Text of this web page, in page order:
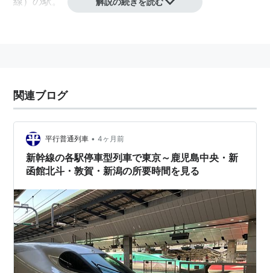
■ 北陸新幹線
中榛名駅」→高崎駅…（
○リスト：駅つきキーワード
関連ブログ
平行普通列車 • 4ヶ月前
新幹線の各駅停車型列車で東京～鹿児島中央・新
函館北斗・敦賀・新潟の所要時間を見る